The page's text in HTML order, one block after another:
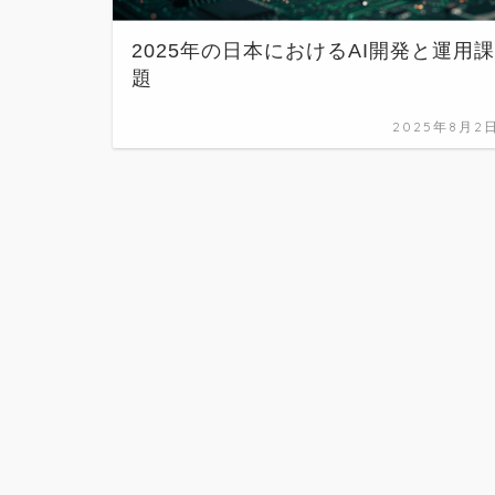
2025年の日本におけるAI開発と運用課
題
2025年8月2